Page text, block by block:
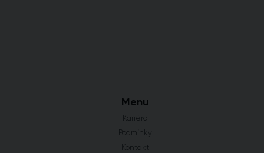
Menu
Kariéra
Podmínky
Kontakt